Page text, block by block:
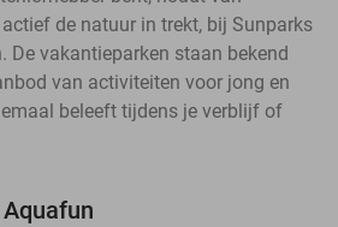
de natuur in trekt, bij Sunparks
De vakantieparken staan bekend
van activiteiten voor jong en
beleeft tijdens je verblijf of